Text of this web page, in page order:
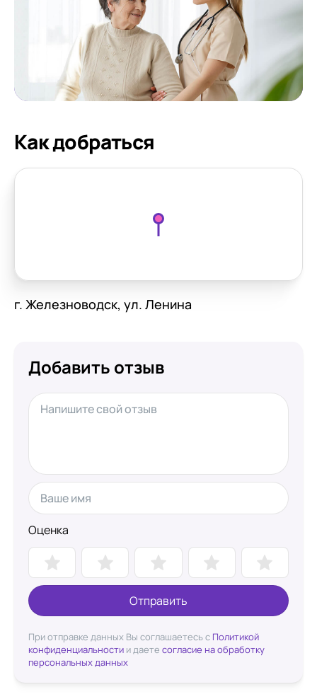
Как добраться
г. Железноводск, ул. Ленина
Добавить отзыв
Оценка
Отправить
При отправке данных Вы соглашаетесь с Политикой
конфиденциальности и даете согласие на обработку
персональных данных